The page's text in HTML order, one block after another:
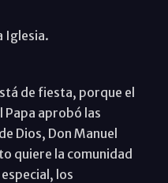
Iglesia.
de fiesta, porque el
Papa aprobó las
Dios, Don Manuel
quiere la comunidad
los